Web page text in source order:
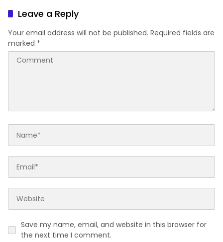
Leave a Reply
Your email address will not be published. Required fields are
marked *
Save my name, email, and website in this browser for
the next time I comment.